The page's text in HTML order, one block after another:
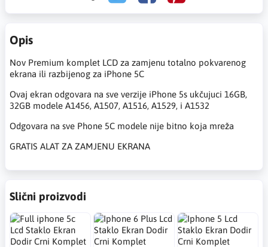
Opis
Nov Premium komplet LCD za zamjenu totalno pokvarenog
ekrana ili razbijenog za iPhone 5C
Ovaj ekran odgovara na sve verzije iPhone 5s ukčujuci 16GB,
32GB modele A1456, A1507, A1516, A1529, i A1532
Odgovara na sve Phone 5C modele nije bitno koja mreža
GRATIS ALAT ZA ZAMJENU EKRANA
Slični proizvodi